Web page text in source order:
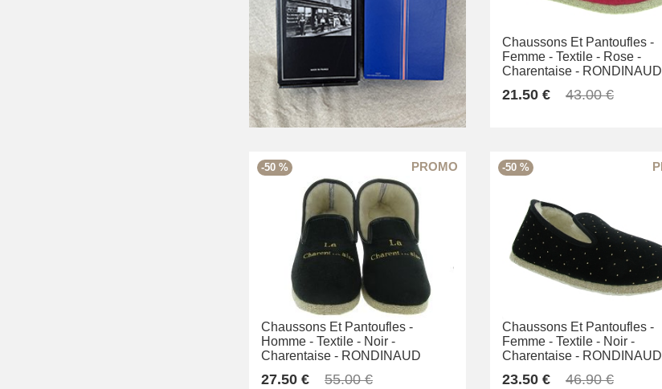
Chaussons Et Pantoufles -
Femme - Textile - Rose -
Charentaise - RONDINAUD
21.50 € 43.00 €
-50 %
Chaussons Et Pantoufles -
Homme - Textile - Noir -
Charentaise - RONDINAUD
27.50 € 55.00 €
-50 %
Chaussons Et Pantoufles -
Femme - Textile - Noir -
Charentaise - RONDINAUD
23.50 € 46.90 €